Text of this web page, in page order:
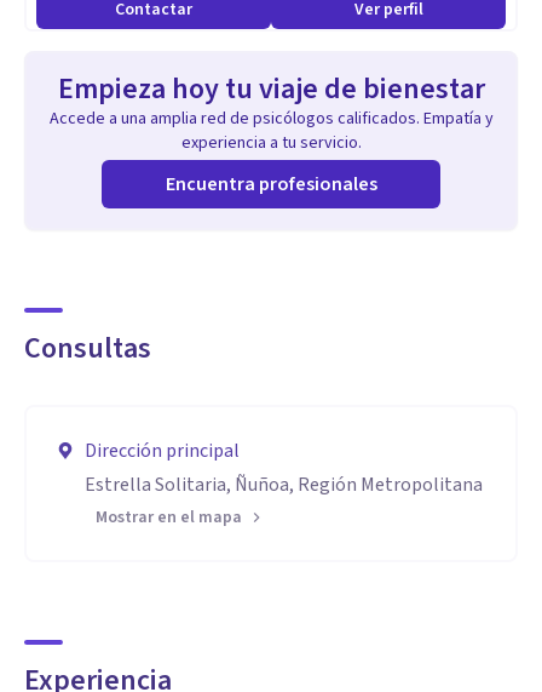
Contactar Ver perfil
Empieza hoy tu viaje de bienestar
Accede a una amplia red de psicólogos calificados. Empatía y
experiencia a tu servicio.
Encuentra profesionales
Consultas
Dirección principal
Estrella Solitaria, Ñuñoa, Región Metropolitana
Mostrar en el mapa
Experiencia